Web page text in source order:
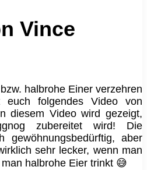
Vince
halbrohe Einer verzehren
euch folgendes Video von
diesem Video wird gezeigt,
zubereitet wird! Die
gewöhnungsbedürftig, aber
sehr lecker, wenn man
halbrohe Eier trinkt 😅